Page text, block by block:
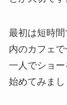
最初は短時
内のカフェで
一人でショ
始めてみまし